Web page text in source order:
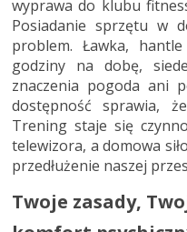
wyprawa do klubu
Posiadanie sprzętu w
problem. Ławka,
godziny na dobę,
znaczenia pogoda ani
dostępność sprawia,
Trening staje się
telewizora, a domowa
przedłużenie naszej
Twoje zasady,